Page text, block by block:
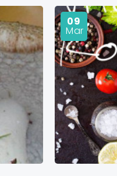
09
Mar